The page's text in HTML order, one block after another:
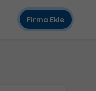
Firma Ekle